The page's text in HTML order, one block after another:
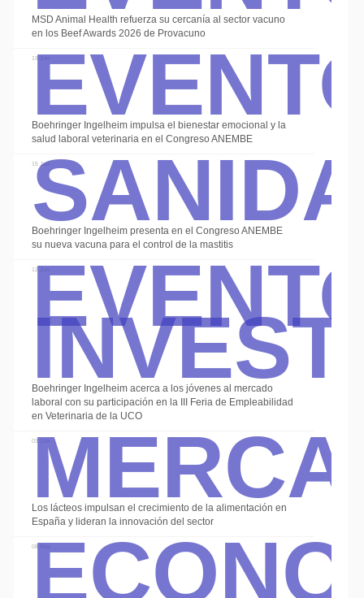
MSD Animal Health refuerza su cercanía al sector vacuno
en los Beef Awards 2026 de Provacuno
19 Jun
Boehringer Ingelheim impulsa el bienestar emocional y la
salud laboral veterinaria en el Congreso ANEMBE
15 Jun
Boehringer Ingelheim presenta en el Congreso ANEMBE
su nueva vacuna para el control de la mastitis
12 Jun
Boehringer Ingelheim acerca a los jóvenes al mercado
laboral con su participación en la III Feria de Empleabilidad
en Veterinaria de la UCO
03 Jun
Los lácteos impulsan el crecimiento de la alimentación en
España y lideran la innovación del sector
08 May